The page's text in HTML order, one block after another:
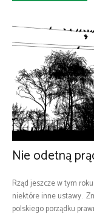
Nie odetną
Rząd jeszcze w tym
niektóre inne ustawy.
polskiego porządku